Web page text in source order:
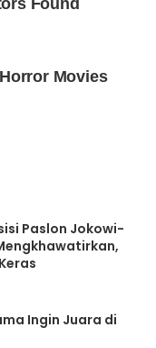
Paslon Jokowi-
Ingin Juara di